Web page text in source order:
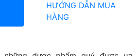
HƯỚNG DẪN MUA
HÀNG